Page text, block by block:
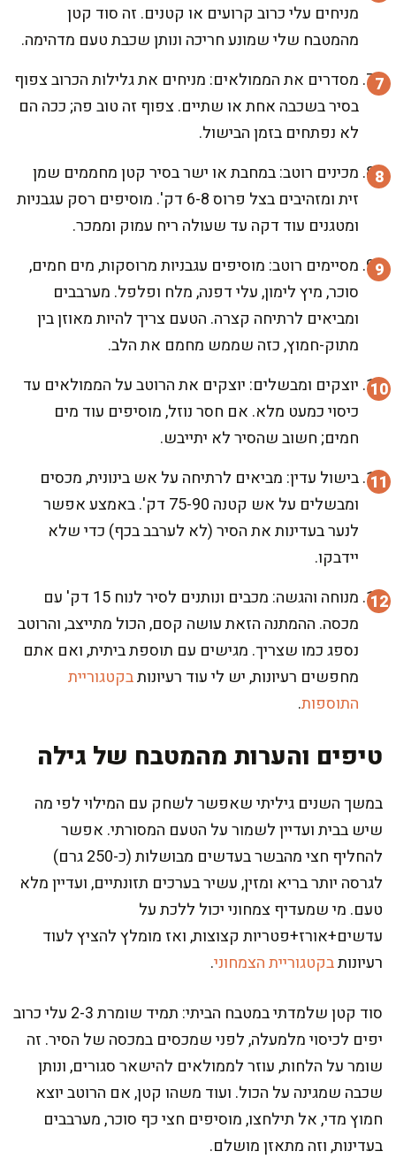
מניחים עלי כרוב קרועים או קטנים. זה סוד קטן
מהמטבח שלי שמונע חריכה ונותן שכבת טעם מדהימה.
מסדרים את הממולאים: מניחים את גלילות הכרוב צפוף
בסיר בשכבה אחת או שתיים. צפוף זה טוב פה; ככה הם
לא נפתחים בזמן הבישול.
מכינים רוטב: במחבת או ישר בסיר קטן מחממים שמן
זית ומזהיבים בצל פרוס 6-8 דק'. מוסיפים רסק עגבניות
ומטגנים עוד דקה עד שעולה ריח עמוק וממכר.
מסיימים רוטב: מוסיפים עגבניות מרוסקות, מים חמים,
סוכר, מיץ לימון, עלי דפנה, מלח ופלפל. מערבבים
ומביאים לרתיחה קצרה. הטעם צריך להיות מאוזן בין
מתוק-חמוץ, כזה שממש מחמם את הלב.
יוצקים ומבשלים: יוצקים את הרוטב על הממולאים עד
כיסוי כמעט מלא. אם חסר נוזל, מוסיפים עוד מים
חמים; חשוב שהסיר לא יתייבש.
בישול עדין: מביאים לרתיחה על אש בינונית, מכסים
ומבשלים על אש קטנה 75-90 דק'. באמצע אפשר
לנער בעדינות את הסיר (לא לערבב בכף) כדי שלא
יידבקו.
מנוחה והגשה: מכבים ונותנים לסיר לנוח 15 דק' עם
מכסה. ההמתנה הזאת עושה קסם, הכול מתייצב, והרוטב
נספג כמו שצריך. מגישים עם תוספת ביתית, ואם אתם
מחפשים רעיונות, יש לי עוד רעיונותבקטגוריית
התוספות.
טיפים והערות מהמטבח של גילה
במשך השנים גיליתי שאפשר לשחק עם המילוי לפי מה
שיש בבית ועדיין לשמור על הטעם המסורתי. אפשר
להחליף חצי מהבשר בעדשים מבושלות (כ-250 גרם)
לגרסה יותר בריא ומזין, עשיר בערכים תזונתיים, ועדיין מלא
טעם. מי שמעדיף צמחוני יכול ללכת על
עדשים+אורז+פטריות קצוצות, ואז מומלץ להציץ לעוד
רעיונותבקטגוריית הצמחוני.
סוד קטן שלמדתי במטבח הביתי: תמיד שומרת 2-3 עלי כרוב
יפים לכיסוי מלמעלה, לפני שמכסים במכסה של הסיר. זה
שומר על הלחות, עוזר לממולאים להישאר סגורים, ונותן
שכבה שמגינה על הכול. ועוד משהו קטן, אם הרוטב יוצא
חמוץ מדי, אל תילחצו, מוסיפים חצי כף סוכר, מערבבים
בעדינות, וזה מתאזן מושלם.